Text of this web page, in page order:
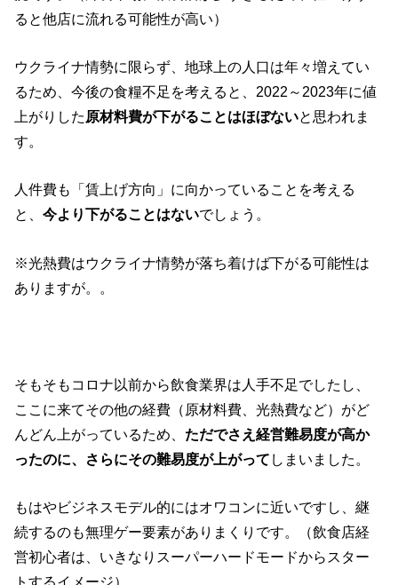
ると他店に流れる可能性が高い）
ウクライナ情勢に限らず、地球上の人口は年々増えてい
るため、今後の食糧不足を考えると、2022～2023年に値
上がりした 原材料費が下がることはほぼないと思われま
す。
人件費も「賃上げ方向」に向かっていることを考える
と、今より下がることはないでしょう。
※光熱費はウクライナ情勢が落ち着けば下がる可能性は
ありますが。。
そもそもコロナ以前から飲食業界は人手不足でしたし、
ここに来てその他の経費（原材料費、光熱費など）がど
んどん上がっているため、 ただでさえ経営難易度が高か
ったのに、さらにその難易度が上がって しまいました。
もはやビジネスモデル的にはオワコンに近いですし、継
続するのも無理ゲー要素がありまくりです。（飲食店経
営初心者は、いきなりスーパーハードモードからスター
トするイメージ）